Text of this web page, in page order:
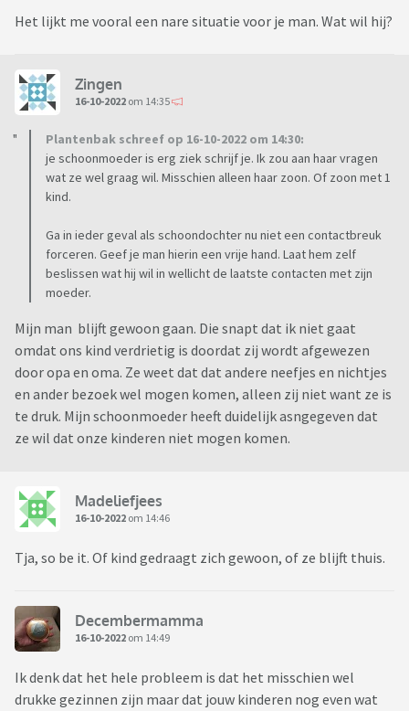
Het lijkt me vooral een nare situatie voor je man. Wat wil hij?
Zingen
16-10-2022 om 14:35
Plantenbak schreef op 16-10-2022 om 14:30:
je schoonmoeder is erg ziek schrijf je. Ik zou aan haar vragen
wat ze wel graag wil. Misschien alleen haar zoon. Of zoon met 1
kind.
Ga in ieder geval als schoondochter nu niet een contactbreuk
forceren. Geef je man hierin een vrije hand. Laat hem zelf
beslissen wat hij wil in wellicht de laatste contacten met zijn
moeder.
Mijn man blijft gewoon gaan. Die snapt dat ik niet gaat
omdat ons kind verdrietig is doordat zij wordt afgewezen
door opa en oma. Ze weet dat dat andere neefjes en nichtjes
en ander bezoek wel mogen komen, alleen zij niet want ze is
te druk. Mijn schoonmoeder heeft duidelijk asngegeven dat
ze wil dat onze kinderen niet mogen komen.
Madeliefjees
16-10-2022 om 14:46
Tja, so be it. Of kind gedraagt zich gewoon, of ze blijft thuis.
Decembermamma
16-10-2022 om 14:49
Ik denk dat het hele probleem is dat het misschien wel
drukke gezinnen zijn maar dat jouw kinderen nog even wat